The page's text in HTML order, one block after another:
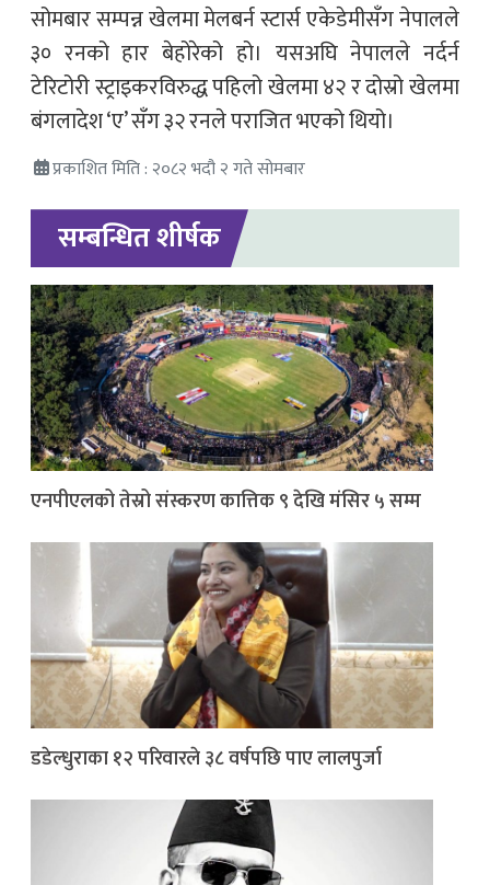
सोमबार सम्पन्न खेलमा मेलबर्न स्टार्स एकेडेमीसँग नेपालले
३० रनको हार बेहोरेको हो। यसअघि नेपालले नर्दर्न
टेरिटोरी स्ट्राइकरविरुद्ध पहिलो खेलमा ४२ र दोस्रो खेलमा
बंगलादेश ‘ए’ सँग ३२ रनले पराजित भएको थियो।
प्रकाशित मिति : २०८२ भदौ २ गते सोमबार
सम्बन्धित शीर्षक
एनपीएलको तेस्रो संस्करण कात्तिक ९ देखि मंसिर ५ सम्म
डडेल्धुराका १२ परिवारले ३८ वर्षपछि पाए लालपुर्जा